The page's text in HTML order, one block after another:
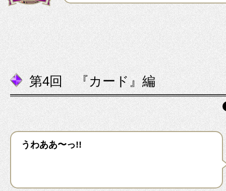
第4回 『カード』編
うわああ〜っ!!